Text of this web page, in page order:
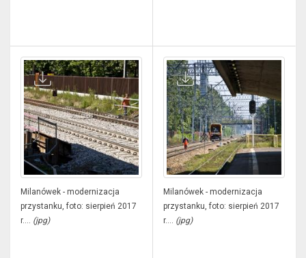
Milanówek - modernizacja
przystanku, foto: sierpień 2017
r.... (jpg)
Milanówek - modernizacja
przystanku, foto: sierpień 2017
r.... (jpg)